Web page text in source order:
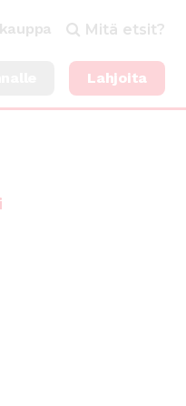
Mitä etsit?
Lahjoita